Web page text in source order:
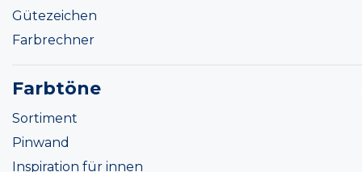
Gütezeichen
Farbrechner
Farbtöne
Sortiment
Pinwand
Inspiration für innen